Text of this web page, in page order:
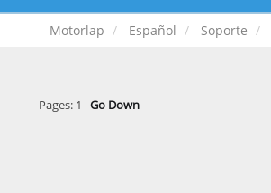
Motorlap Español Soporte
Pages: 1 Go Down